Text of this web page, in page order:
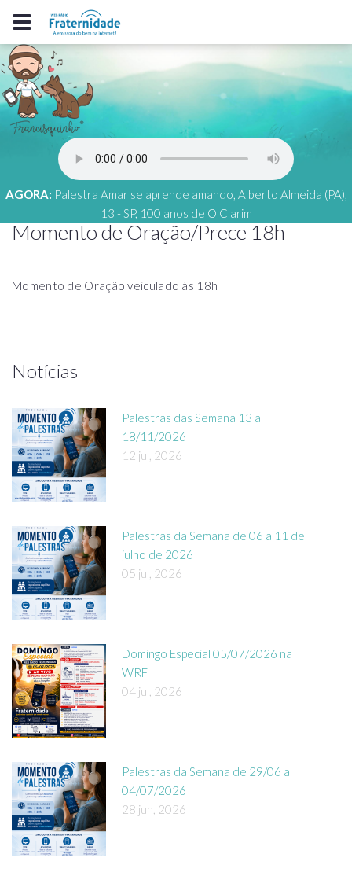
AGORA: Palestra Amar se aprende amando, Alberto Almeida (PA),
13 - SP, 100 anos de O Clarim
Momento de Oração/Prece 18h
Momento de Oração veiculado às 18h
Notícias
Palestras das Semana 13 a
18/11/2026
12 jul, 2026
Palestras da Semana de 06 a 11 de
julho de 2026
05 jul, 2026
Domingo Especial 05/07/2026 na
WRF
04 jul, 2026
Palestras da Semana de 29/06 a
04/07/2026
28 jun, 2026